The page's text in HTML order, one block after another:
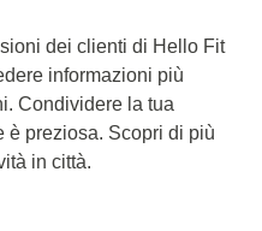
dei clienti di Hello Fit
informazioni più
Condividere la tua
è preziosa. Scopri di più
in città.